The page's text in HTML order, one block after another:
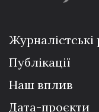
Журналістські
Публікації
Наш вплив
Дата-проєкти